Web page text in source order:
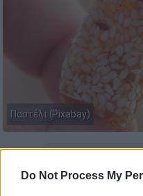
Do Not Process My
Παστέλι (Pixabay)